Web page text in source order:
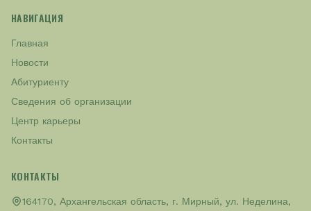
НАВИГАЦИЯ
Главная
Новости
Абитуриенту
Сведения об организации
Центр карьеры
Контакты
КОНТАКТЫ
164170, Архангельская область, г. Мирный, ул. Неделина,